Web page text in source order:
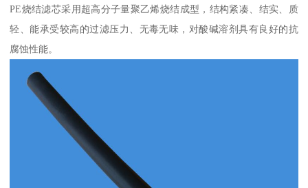
PE烧结滤芯采用超高分子量聚乙烯烧结成型，结构紧凑、结实、质
轻、能承受较高的过滤压力、无毒无味，对酸碱溶剂具有良好的抗
腐蚀性能。